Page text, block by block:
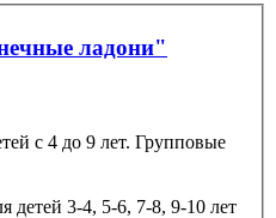
ладони"
с 4 до 9 лет. Групповые
детей 3-4, 5-6, 7-8, 9-10 лет